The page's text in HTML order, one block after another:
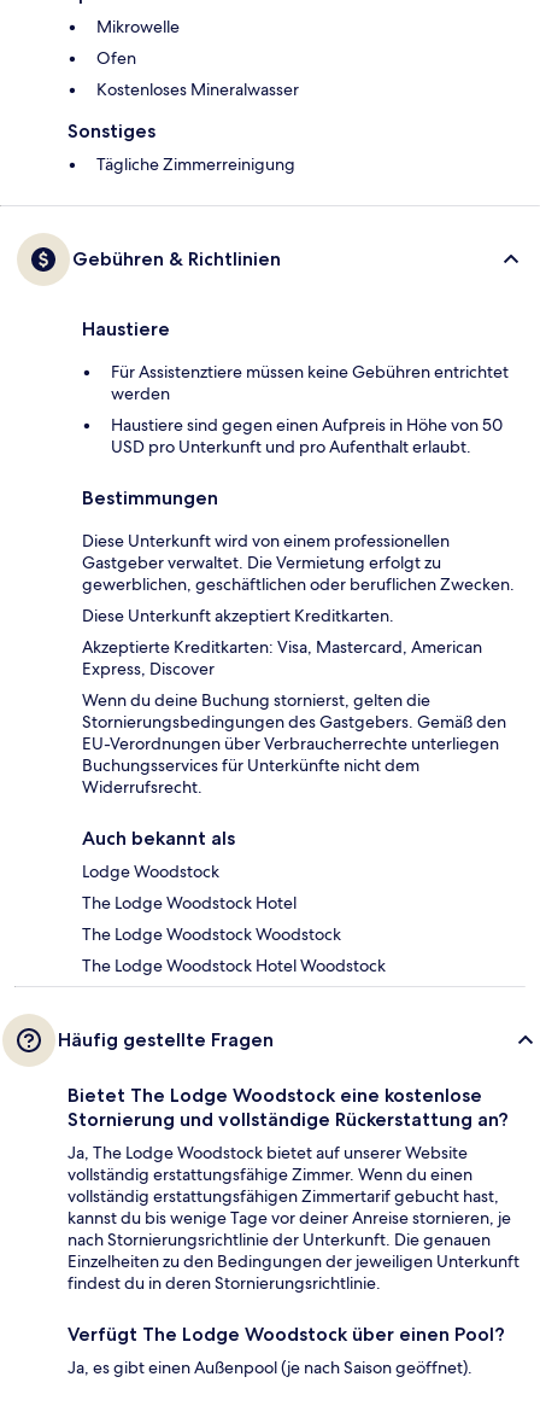
Mikrowelle
Ofen
Kostenloses Mineralwasser
Sonstiges
Tägliche Zimmerreinigung
Gebühren & Richtlinien
Haustiere
Für Assistenztiere müssen keine Gebühren entrichtet
werden
Haustiere sind gegen einen Aufpreis in Höhe von 50
USD pro Unterkunft und pro Aufenthalt erlaubt.
Bestimmungen
Diese Unterkunft wird von einem professionellen
Gastgeber verwaltet. Die Vermietung erfolgt zu
gewerblichen, geschäftlichen oder beruflichen Zwecken.
Diese Unterkunft akzeptiert Kreditkarten.
Akzeptierte Kreditkarten: Visa, Mastercard, American
Express, Discover
Wenn du deine Buchung stornierst, gelten die
Stornierungsbedingungen des Gastgebers. Gemäß den
EU-Verordnungen über Verbraucherrechte unterliegen
Buchungsservices für Unterkünfte nicht dem
Widerrufsrecht.
Auch bekannt als
Lodge Woodstock
The Lodge Woodstock Hotel
The Lodge Woodstock Woodstock
The Lodge Woodstock Hotel Woodstock
Häufig gestellte Fragen
Bietet The Lodge Woodstock eine kostenlose
Stornierung und vollständige Rückerstattung an?
Ja, The Lodge Woodstock bietet auf unserer Website
vollständig erstattungsfähige Zimmer. Wenn du einen
vollständig erstattungsfähigen Zimmertarif gebucht hast,
kannst du bis wenige Tage vor deiner Anreise stornieren, je
nach Stornierungsrichtlinie der Unterkunft. Die genauen
Einzelheiten zu den Bedingungen der jeweiligen Unterkunft
findest du in deren Stornierungsrichtlinie.
Verfügt The Lodge Woodstock über einen Pool?
Ja, es gibt einen Außenpool (je nach Saison geöffnet).